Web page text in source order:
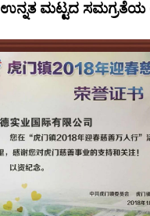
ಉನ್ನತ ಮಟ್ಟದ